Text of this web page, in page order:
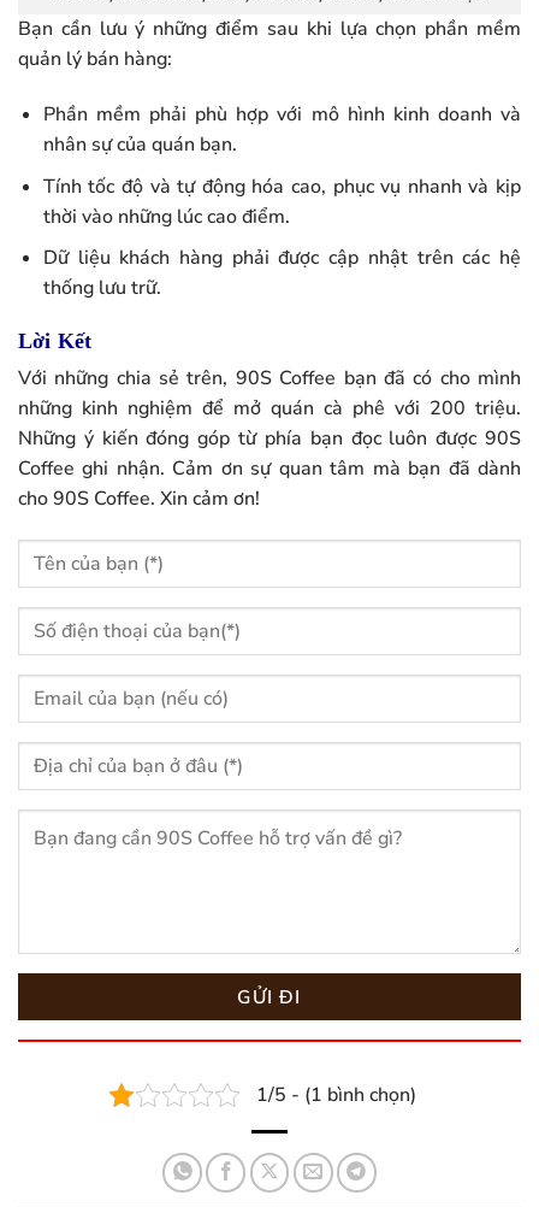
Bạn cần lưu ý những điểm sau khi lựa chọn phần mềm
quản lý bán hàng:
Phần mềm phải phù hợp với mô hình kinh doanh và
nhân sự của quán bạn.
Tính tốc độ và tự động hóa cao, phục vụ nhanh và kịp
thời vào những lúc cao điểm.
Dữ liệu khách hàng phải được cập nhật trên các hệ
thống lưu trữ.
Lời Kết
Với những chia sẻ trên, 90S Coffee bạn đã có cho mình
những kinh nghiệm để mở quán cà phê với 200 triệu.
Những ý kiến đóng góp từ phía bạn đọc luôn được 90S
Coffee ghi nhận. Cảm ơn sự quan tâm mà bạn đã dành
cho 90S Coffee. Xin cảm ơn!
1/5 - (1 bình chọn)